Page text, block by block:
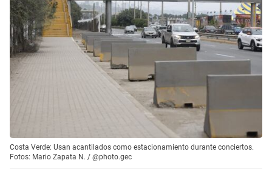
Costa Verde: Usan acantilados como estacionamiento durante conciertos.
Fotos: Mario Zapata N. / @photo.gec